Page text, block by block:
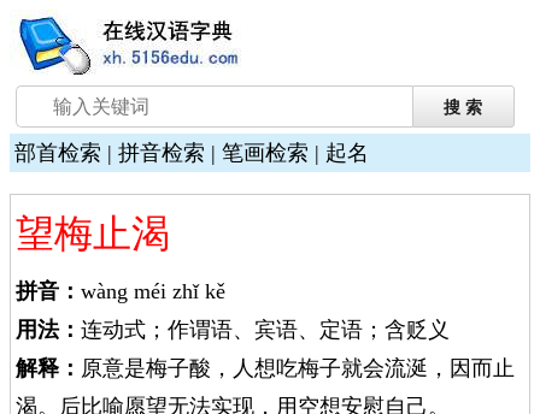
部首检索 | 拼音检索 | 笔画检索 | 起名
望梅止渴
拼音： wàng méi zhǐ kě
用法： 连动式；作谓语、宾语、定语；含贬义
解释： 原意是梅子酸，人想吃梅子就会流涎，因而止
渴。后比喻愿望无法实现，用空想安慰自己。